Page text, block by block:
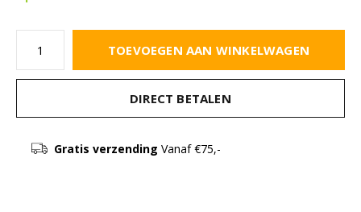
TOEVOEGEN AAN WINKELWAGEN
DIRECT BETALEN
Gratis verzending Vanaf €75,-